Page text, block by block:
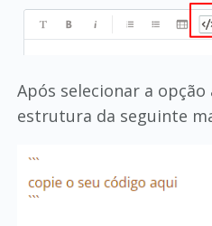
Após selecionar a
estrutura da seguinte